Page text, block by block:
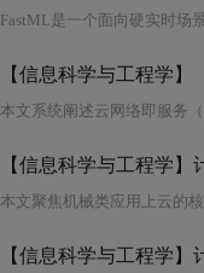
【信息科学与工程学
本文聚焦机械类应用上云的
【信息科学与工程学